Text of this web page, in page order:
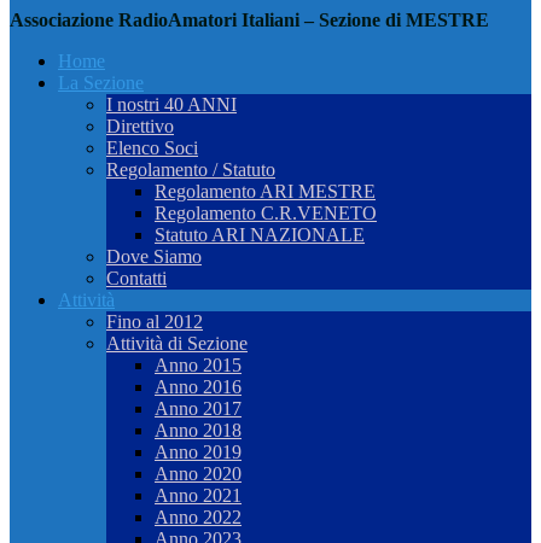
Associazione RadioAmatori Italiani – Sezione di MESTRE
Home
La Sezione
I nostri 40 ANNI
Direttivo
Elenco Soci
Regolamento / Statuto
Regolamento ARI MESTRE
Regolamento C.R.VENETO
Statuto ARI NAZIONALE
Dove Siamo
Contatti
Attività
Fino al 2012
Attività di Sezione
Anno 2015
Anno 2016
Anno 2017
Anno 2018
Anno 2019
Anno 2020
Anno 2021
Anno 2022
Anno 2023